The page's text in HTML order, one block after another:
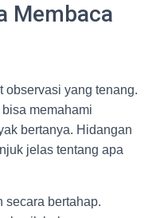
Membaca
observasi yang tenang.
memahami
bertanya. Hidangan
jelas tentang apa
secara bertahap.